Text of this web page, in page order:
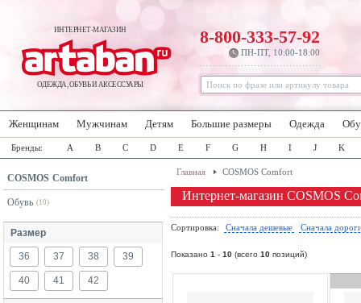
ИНТЕРНЕТ-МАГАЗИН
ОДЕЖДА, ОБУВЬ И АКСЕССУАРЫ
8-800-333-57-92
ПН-ПТ, 10:00-18:00
Женщинам Мужчинам Детям Большие размеры Одежда
Бренды: A B C D E F G H I J K
COSMOS Comfort
Обувь (10)
Размер
36 37 38 39
40 41 42
Главная COSMOS Comfort
Интернет-магазин COSMOS
Сортировка: Сначала дешевые Сначала
Показано 1 - 10 (всего 10 позиций)